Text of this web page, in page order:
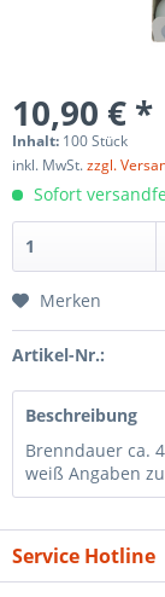
10,90 € *
Inhalt: 100 Stück
inkl. MwSt.zzgl.
Sofort
Merken
Artikel-Nr.:
Beschreibung
Brenndauer ca.
weiß Angaben
Service Hotline